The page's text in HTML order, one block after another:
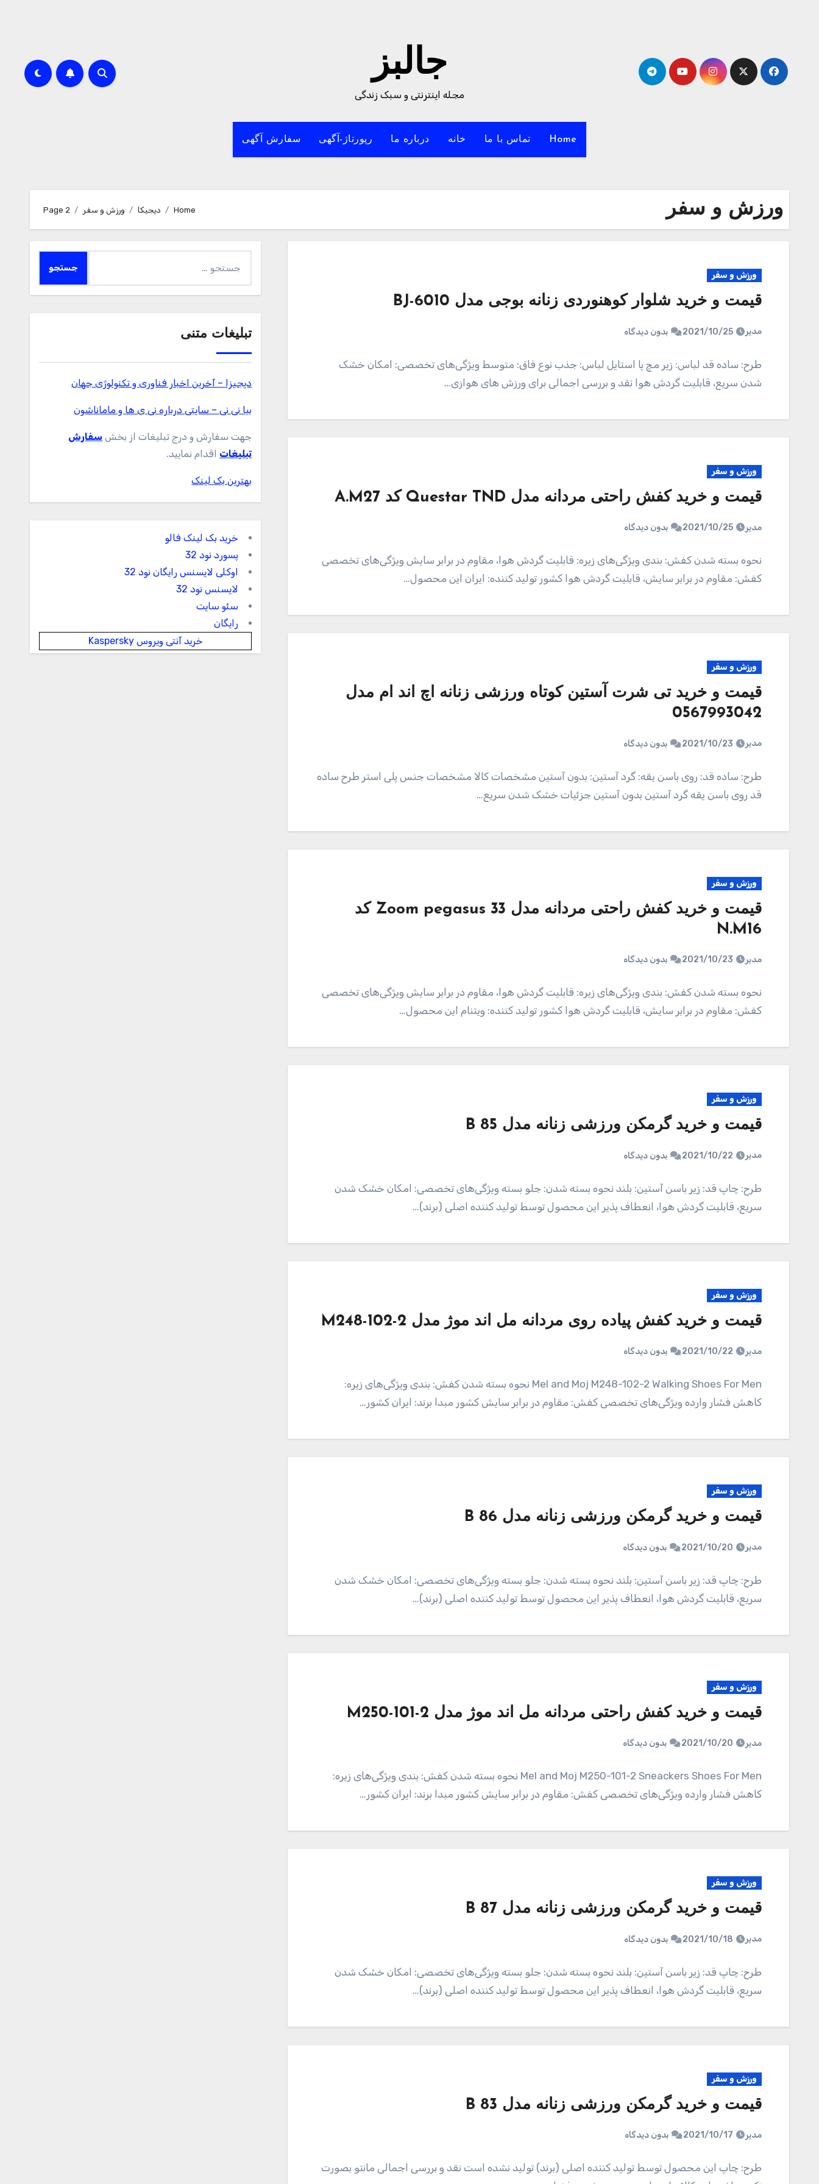
جالبز
مجله اینترنتی و سبک زندگی
Home تماس با ما خانه درباره ما رپورتاژ-آگهی سفارش آگهی
ورزش و سفر Home دیجیکا ورزش و سفر Page 2
ورزش و سفر
قیمت و خرید شلوار کوهنوردی زنانه بوجی مدل BJ-6010
مدیر 2021/10/25 بدون دیدگاه
طرح: ساده قد لباس: زیر مچ پا استایل لباس: جذب نوع فاق: متوسط ویژگی‌های تخصصی: امکان خشک
شدن سریع، قابلیت گردش هوا نقد و بررسی اجمالی برای ورزش های هوازی…
ورزش و سفر
قیمت و خرید کفش راحتی مردانه مدل Questar TND کد A.M27
مدیر 2021/10/25 بدون دیدگاه
نحوه بسته شدن کفش: بندی ویژگی‌های زیره: قابلیت گردش هوا، مقاوم در برابر سایش ویژگی‌های تخصصی
کفش: مقاوم در برابر سایش، قابلیت گردش هوا کشور تولید کننده: ایران این محصول…
ورزش و سفر
قیمت و خرید تی شرت آستین کوتاه ورزشی زنانه اچ اند ام مدل
0567993042
مدیر 2021/10/23 بدون دیدگاه
طرح: ساده قد: روی باسن یقه: گرد آستین: بدون آستین مشخصات کالا مشخصات جنس پلی استر طرح ساده
قد روی باسن یقه گرد آستین بدون آستین جزئیات خشک شدن سریع…
ورزش و سفر
قیمت و خرید کفش راحتی مردانه مدل Zoom pegasus 33 کد
N.M16
مدیر 2021/10/23 بدون دیدگاه
نحوه بسته شدن کفش: بندی ویژگی‌های زیره: قابلیت گردش هوا، مقاوم در برابر سایش ویژگی‌های تخصصی
کفش: مقاوم در برابر سایش، قابلیت گردش هوا کشور تولید کننده: ویتنام این محصول…
ورزش و سفر
قیمت و خرید گرمکن ورزشی زنانه مدل 85 B
مدیر 2021/10/22 بدون دیدگاه
طرح: چاپ قد: زیر باسن آستین: بلند نحوه بسته شدن: جلو بسته ویژگی‌های تخصصی: امکان خشک شدن
سریع، قابلیت گردش هوا، انعطاف پذیر این محصول توسط تولید کننده اصلی (برند)…
ورزش و سفر
قیمت و خرید کفش پیاده روی مردانه مل اند موژ مدل M248-102-2
مدیر 2021/10/22 بدون دیدگاه
Mel and Moj M248-102-2 Walking Shoes For Men نحوه بسته شدن کفش: بندی ویژگی‌های زیره:
کاهش فشار وارده ویژگی‌های تخصصی کفش: مقاوم در برابر سایش کشور مبدا برند: ایران کشور…
ورزش و سفر
قیمت و خرید گرمکن ورزشی زنانه مدل 86 B
مدیر 2021/10/20 بدون دیدگاه
طرح: چاپ قد: زیر باسن آستین: بلند نحوه بسته شدن: جلو بسته ویژگی‌های تخصصی: امکان خشک شدن
سریع، قابلیت گردش هوا، انعطاف پذیر این محصول توسط تولید کننده اصلی (برند)…
ورزش و سفر
قیمت و خرید کفش راحتی مردانه مل اند موژ مدل M250-101-2
مدیر 2021/10/20 بدون دیدگاه
Mel and Moj M250-101-2 Sneackers Shoes For Men نحوه بسته شدن کفش: بندی ویژگی‌های زیره:
کاهش فشار وارده ویژگی‌های تخصصی کفش: مقاوم در برابر سایش کشور مبدا برند: ایران کشور…
ورزش و سفر
قیمت و خرید گرمکن ورزشی زنانه مدل 87 B
مدیر 2021/10/18 بدون دیدگاه
طرح: چاپ قد: زیر باسن آستین: بلند نحوه بسته شدن: جلو بسته ویژگی‌های تخصصی: امکان خشک شدن
سریع، قابلیت گردش هوا، انعطاف پذیر این محصول توسط تولید کننده اصلی (برند)…
ورزش و سفر
قیمت و خرید گرمکن ورزشی زنانه مدل 83 B
مدیر 2021/10/17 بدون دیدگاه
طرح: چاپ این محصول توسط تولید کننده اصلی (برند) تولید نشده است نقد و بررسی اجمالی مانتو بصورت
برای:
تبلیغات متنی
دیجیزا – آخرین اخبار فناوری و تکنولوژی جهان
بیا نی نی – سایتی درباره نی ی ها و ماماناشون
جهت سفارش و درج تبلیغات از بخش سفارش
تبلیغات اقدام نمایید.
بهترین بک لینک
خرید بک لینک فالو
پسورد نود 32
اوکلی لایسنس رایگان نود 32
لایسنس نود 32
سئو سایت
رایگان
خرید آنتی ویروس Kaspersky